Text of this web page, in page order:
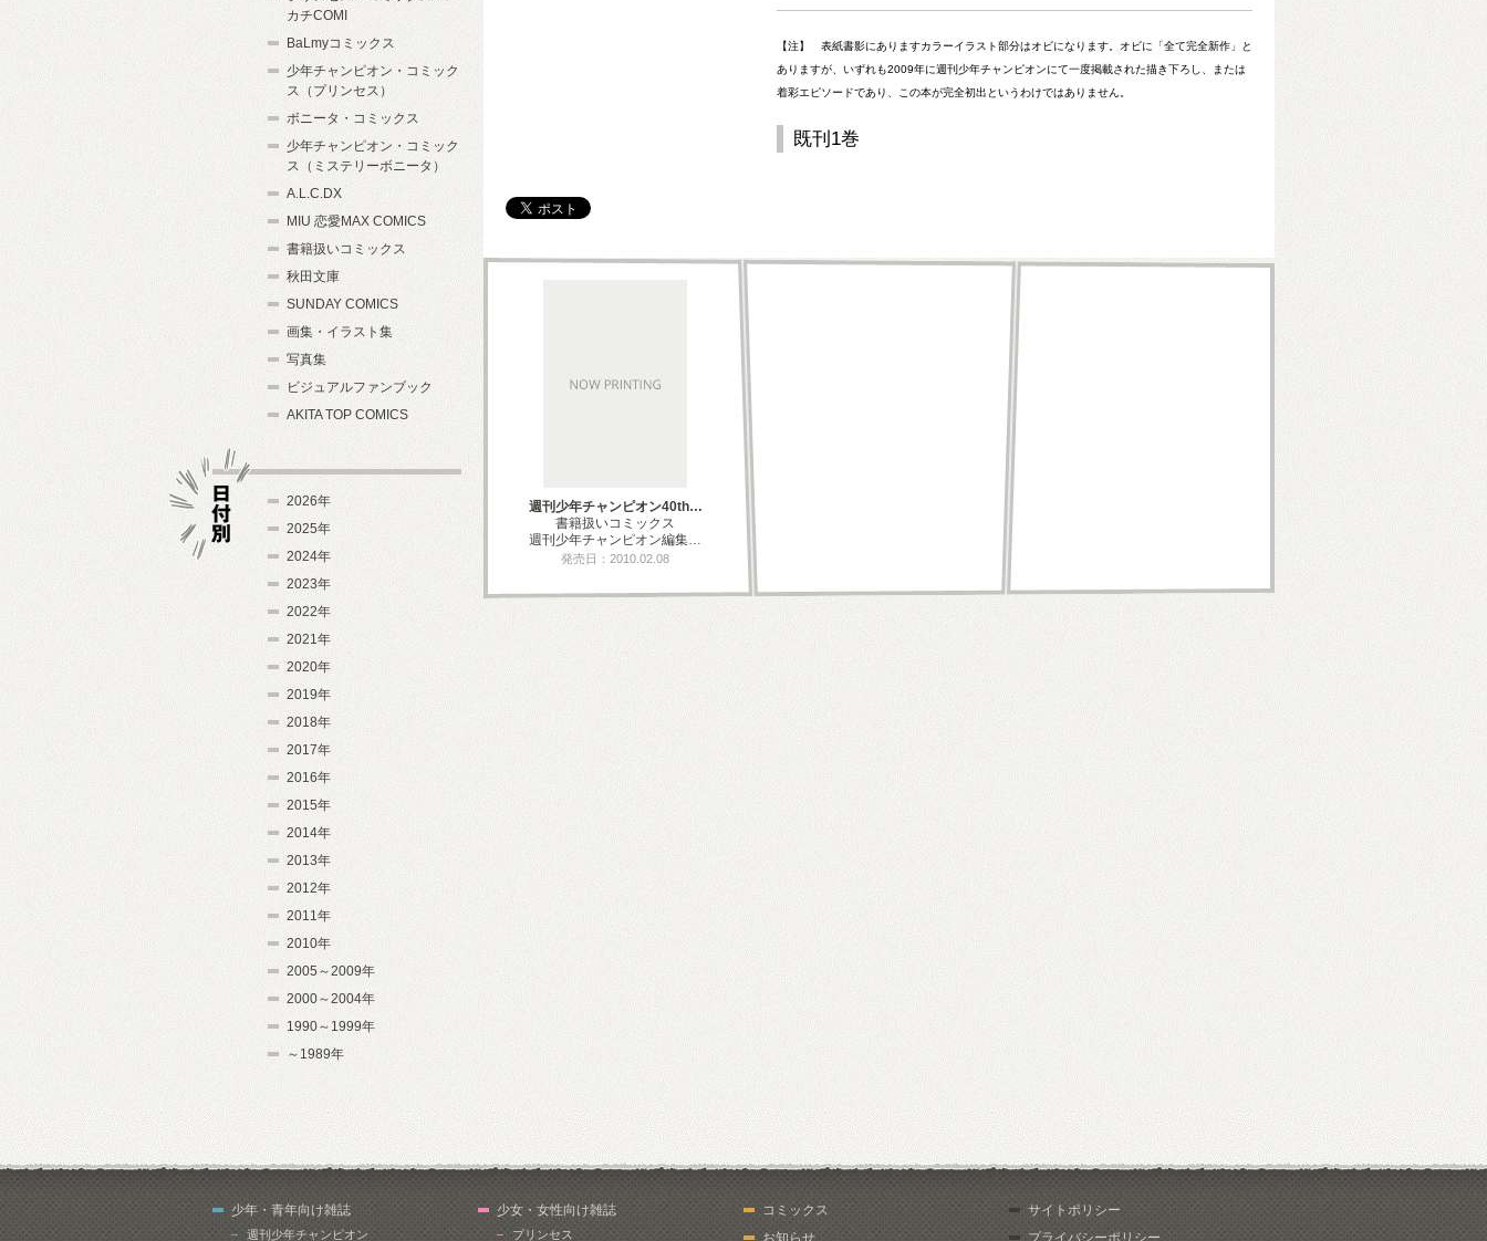
【注】 表紙書影にありますカラーイラスト部分はオビになります。オビに「全て完全新作」と
ありますが、いずれも2009年に週刊少年チャンピオンにて一度掲載された描き下ろし、または
着彩エピソードであり、この本が完全初出というわけではありません。
既刊1巻
週刊少年チャンピオン40th…
書籍扱いコミックス
週刊少年チャンピオン編集…
発売日：2010.02.08
カチCOMI
BaLmyコミックス
少年チャンピオン・コミック
ス（プリンセス）
ボニータ・コミックス
少年チャンピオン・コミック
ス（ミステリーボニータ）
A.L.C.DX
MIU 恋愛MAX COMICS
書籍扱いコミックス
秋田文庫
SUNDAY COMICS
画集・イラスト集
写真集
ビジュアルファンブック
AKITA TOP COMICS
2026年
2025年
2024年
2023年
2022年
2021年
2020年
2019年
2018年
2017年
2016年
2015年
2014年
2013年
2012年
2011年
2010年
2005～2009年
2000～2004年
1990～1999年
～1989年
少年・青年向け雑誌
週刊少年チャンピオン
少女・女性向け雑誌
プリンセス
コミックス
お知らせ
サイトポリシー
プライバシーポリシー